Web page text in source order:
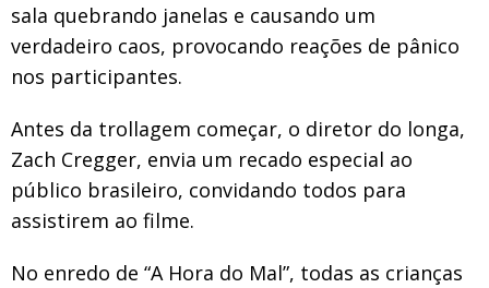
sala quebrando janelas e causando um
verdadeiro caos, provocando reações de pânico
nos participantes.
Antes da trollagem começar, o diretor do longa,
Zach Cregger, envia um recado especial ao
público brasileiro, convidando todos para
assistirem ao filme.
No enredo de “A Hora do Mal”, todas as crianças